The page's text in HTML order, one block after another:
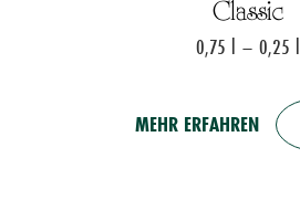
Classic
0,75 l – 0,25 l
MEHR ERFAHREN